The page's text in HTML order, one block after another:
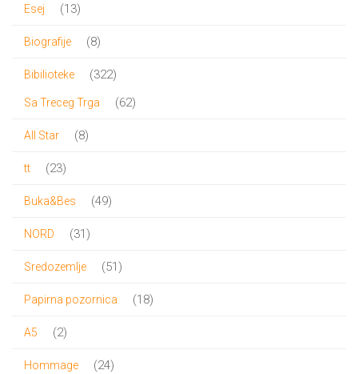
Esej 1313
Biografije 88
Bibilioteke 322322
proizvoda
Sa Treceg Trga 6262
All Star 88
tt 2323
Buka&Bes 4949
NORD 31 31
Sredozemlje 51 51
Papirna pozornica 1818
A5 22
Hommage 2424